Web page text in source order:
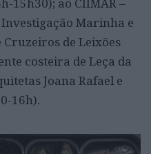
Marinha e
de Leixões
costeira de Leça da
Joana Rafael e
16h).